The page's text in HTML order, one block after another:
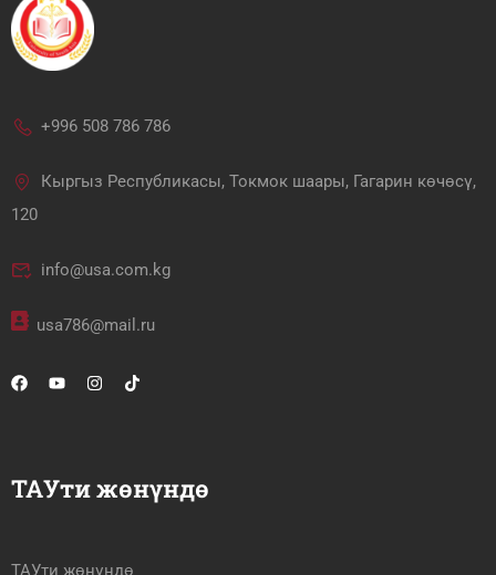
+996 508 786 786
Кыргыз Республикасы, Токмок шаары, Гагарин көчөсү,
120
info@usa.com.kg
usa786@mail.ru
ТАУти жөнүндө
ТАУти жөнүндө